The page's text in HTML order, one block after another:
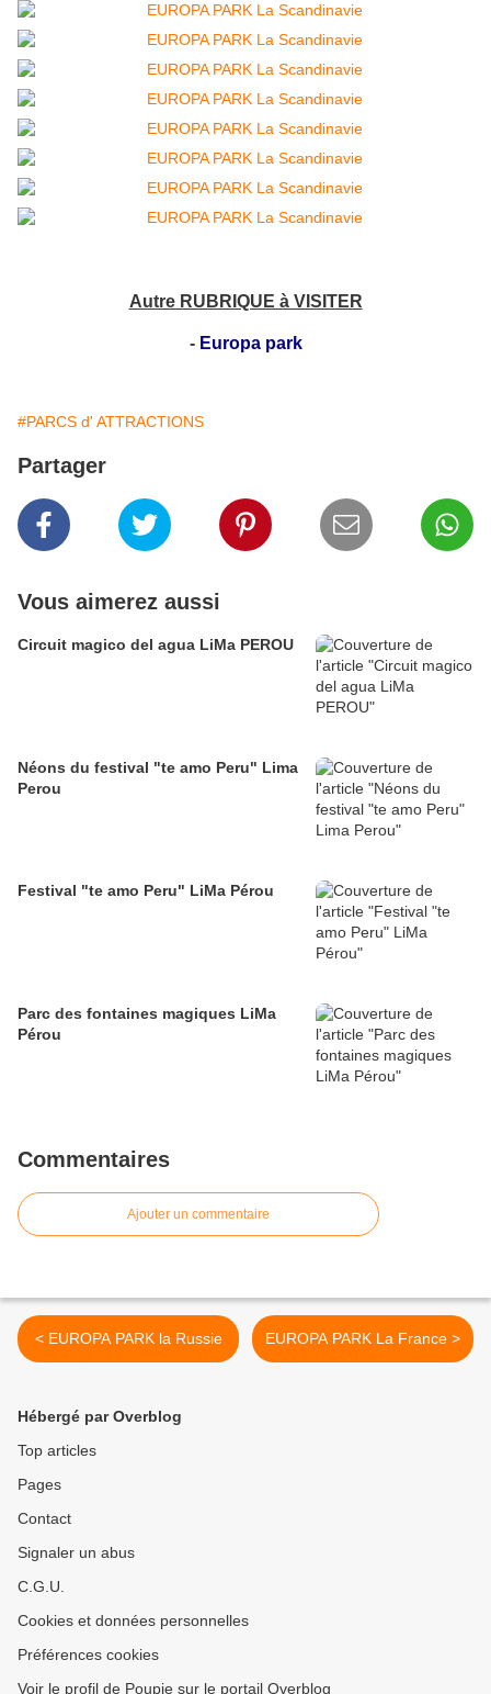
Autre RUBRIQUE à VISITER
- Europa park
#PARCS d' ATTRACTIONS
Partager
Vous aimerez aussi
Circuit magico del agua LiMa PEROU
Néons du festival "te amo Peru" Lima
Perou
Festival "te amo Peru" LiMa Pérou
Parc des fontaines magiques LiMa
Pérou
Commentaires
Ajouter un commentaire
< EUROPA PARK la Russie EUROPA PARK La France >
Hébergé par Overblog
Top articles
Pages
Contact
Signaler un abus
C.G.U.
Cookies et données personnelles
Préférences cookies
Voir le profil de Poupie sur le portail Overblog